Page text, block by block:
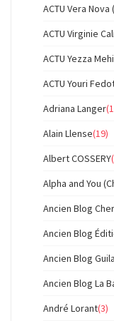
ACTU Vera Nova
ACTU Virginie
ACTU Yezza
ACTU Youri
Adriana Langer
Alain Llense(19)
Albert COSSERY
Alpha and You
Ancien Blog
Ancien Blog
Ancien Blog
Ancien Blog La
André Lorant(3)